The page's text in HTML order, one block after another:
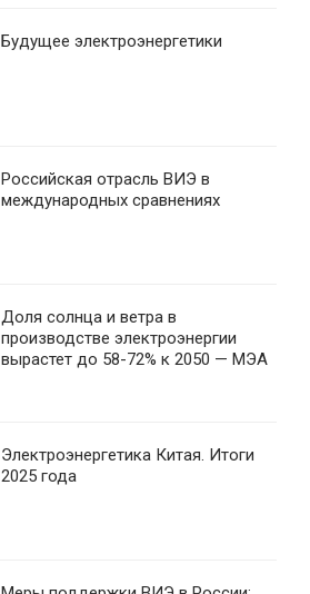
Будущее электроэнергетики
Российская отрасль ВИЭ в
международных сравнениях
Доля солнца и ветра в
производстве электроэнергии
вырастет до 58-72% к 2050 — МЭА
Электроэнергетика Китая. Итоги
2025 года